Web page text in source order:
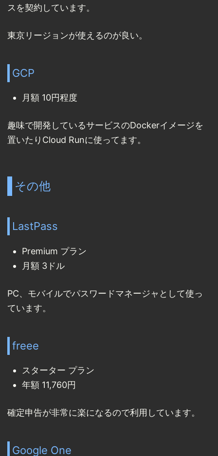
スを契約しています。
東京リージョンが使えるのが良い。
GCP
月額 10円程度
趣味で開発しているサービスのDockerイメージを
置いたりCloud Runに使ってます。
その他
LastPass
Premium プラン
月額 3ドル
PC、モバイルでパスワードマネージャとして使っ
ています。
freee
スターター プラン
年額 11,760円
確定申告が非常に楽になるので利用しています。
Google One